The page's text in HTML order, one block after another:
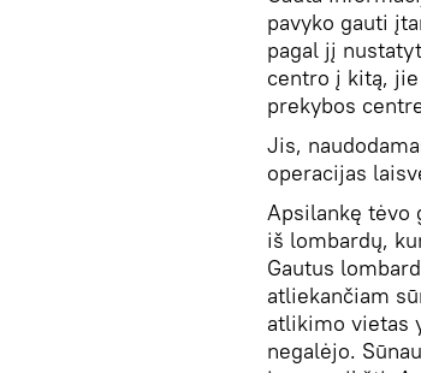
pavyko gauti
pagal jį
centro į kitą,
prekybos
Jis,
operacijas
Apsilankę tėvo
iš lombardų,
Gautus
atliekančiam
atlikimo vietas
negalėjo.